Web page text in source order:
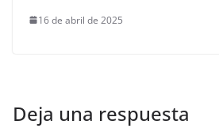
16 de abril de 2025
Deja una respuesta